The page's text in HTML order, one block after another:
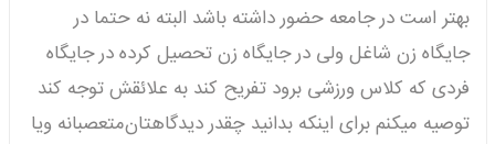
بهتر است در جامعه حضور داشته باشد البته نه حتما در
جایگاه زن شاغل ولی در جایگاه زن تحصیل کرده در جایگاه
فردی که کلاس ورزشی برود تفریح کند به علائقش توجه کند
توصیه میکنم برای اینکه بدانید چقدر دیدگاهتان‌متعصبانه ویا